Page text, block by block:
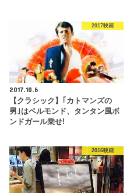
2017映画
2017.10.6
【クラシック】｢カトマンズの
男｣はベルモンド、タンタン風ボ
ンドガール乗せ!
2016映画